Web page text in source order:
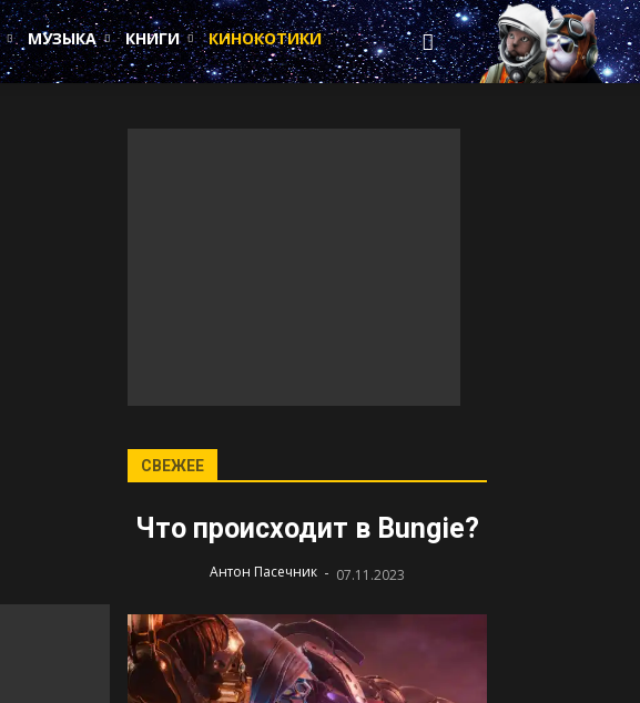
МУЗЫКА КНИГИ КИНОКОТИКИ
СВЕЖЕЕ
Что происходит в Bungie?
Антон Пасечник - 07.11.2023